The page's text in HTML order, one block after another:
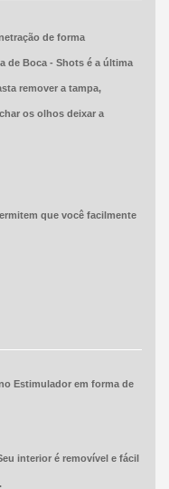
de forma
de Boca - Shots é a última
remover a tampa,
os olhos deixar a
que você facilmente
Estimulador em forma de
interior é removível e fácil